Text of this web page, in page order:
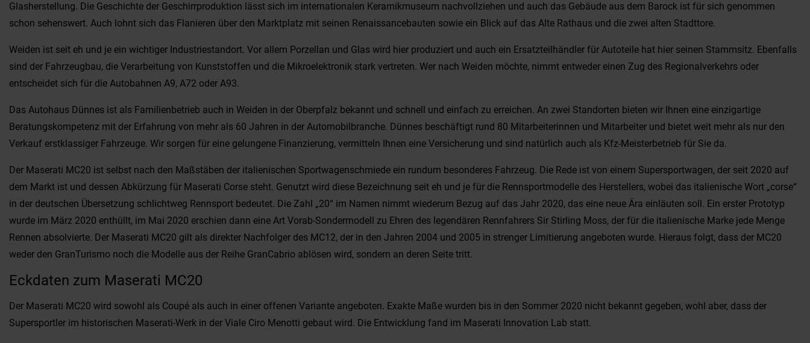
Glasherstellung. Die Geschichte der Geschirrproduktion lässt sich im internationalen Keramikmuseum nachvollziehen und auch das Gebäude aus dem Barock ist für sich genommen
schon sehenswert. Auch lohnt sich das Flanieren über den Marktplatz mit seinen Renaissancebauten sowie ein Blick auf das Alte Rathaus und die zwei alten Stadttore.
Weiden ist seit eh und je ein wichtiger Industriestandort. Vor allem Porzellan und Glas wird hier produziert und auch ein Ersatzteilhändler für Autoteile hat hier seinen Stammsitz. Ebenfalls
sind der Fahrzeugbau, die Verarbeitung von Kunststoffen und die Mikroelektronik stark vertreten. Wer nach Weiden möchte, nimmt entweder einen Zug des Regionalverkehrs oder
entscheidet sich für die Autobahnen A9, A72 oder A93.
Das Autohaus Dünnes ist als Familienbetrieb auch in Weiden in der Oberpfalz bekannt und schnell und einfach zu erreichen. An zwei Standorten bieten wir Ihnen eine einzigartige
Beratungskompetenz mit der Erfahrung von mehr als 60 Jahren in der Automobilbranche. Dünnes beschäftigt rund 80 Mitarbeiterinnen und Mitarbeiter und bietet weit mehr als nur den
Verkauf erstklassiger Fahrzeuge. Wir sorgen für eine gelungene Finanzierung, vermitteln Ihnen eine Versicherung und sind natürlich auch als Kfz-Meisterbetrieb für Sie da.
Der Maserati MC20 ist selbst nach den Maßstäben der italienischen Sportwagenschmiede ein rundum besonderes Fahrzeug. Die Rede ist von einem Supersportwagen, der seit 2020 auf
dem Markt ist und dessen Abkürzung für Maserati Corse steht. Genutzt wird diese Bezeichnung seit eh und je für die Rennsportmodelle des Herstellers, wobei das italienische Wort „corse“
in der deutschen Übersetzung schlichtweg Rennsport bedeutet. Die Zahl „20“ im Namen nimmt wiederum Bezug auf das Jahr 2020, das eine neue Ära einläuten soll. Ein erster Prototyp
wurde im März 2020 enthüllt, im Mai 2020 erschien dann eine Art Vorab-Sondermodell zu Ehren des legendären Rennfahrers Sir Stirling Moss, der für die italienische Marke jede Menge
Rennen absolvierte. Der Maserati MC20 gilt als direkter Nachfolger des MC12, der in den Jahren 2004 und 2005 in strenger Limitierung angeboten wurde. Hieraus folgt, dass der MC20
weder den GranTurismo noch die Modelle aus der Reihe GranCabrio ablösen wird, sondern an deren Seite tritt.
Eckdaten zum Maserati MC20
Der Maserati MC20 wird sowohl als Coupé als auch in einer offenen Variante angeboten. Exakte Maße wurden bis in den Sommer 2020 nicht bekannt gegeben, wohl aber, dass der
Supersportler im historischen Maserati-Werk in der Viale Ciro Menotti gebaut wird. Die Entwicklung fand im Maserati Innovation Lab statt.